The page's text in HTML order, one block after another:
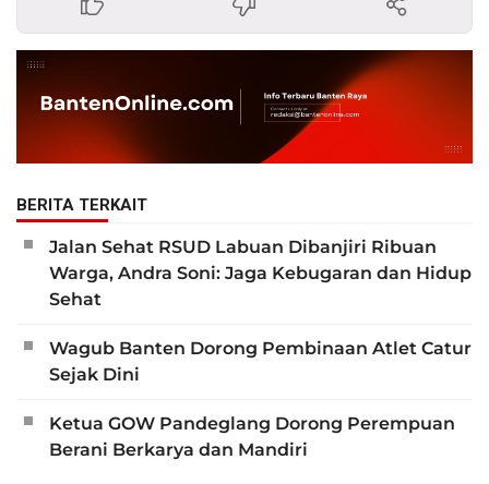
BERITA TERKAIT
Jalan Sehat RSUD Labuan Dibanjiri Ribuan
Warga, Andra Soni: Jaga Kebugaran dan Hidup
Sehat
Wagub Banten Dorong Pembinaan Atlet Catur
Sejak Dini
Ketua GOW Pandeglang Dorong Perempuan
Berani Berkarya dan Mandiri